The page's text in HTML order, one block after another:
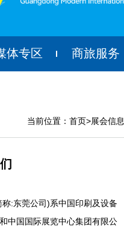
体专区 商旅服务
当前位置： 首页>展会信息
:东莞公司)系中国印刷及设备
中国国际展览中心集团有限公